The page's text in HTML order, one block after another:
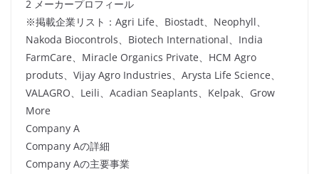
2 メーカープロフィール
※掲載企業リスト：Agri Life、Biostadt、Neophyll、
Nakoda Biocontrols、Biotech International、India
FarmCare、Miracle Organics Private、HCM Agro
produts、Vijay Agro Industries、Arysta Life Science、
VALAGRO、Leili、Acadian Seaplants、Kelpak、Grow
More
Company A
Company Aの詳細
Company Aの主要事業